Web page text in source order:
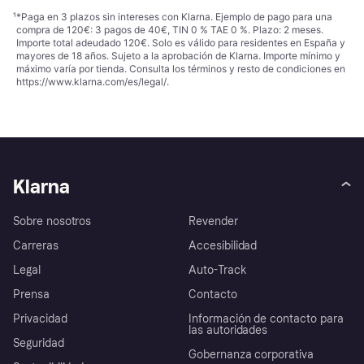
¹*Paga en 3 plazos sin intereses con Klarna. Ejemplo de pago para una
compra de 120€: 3 pagos de 40€, TIN 0 % TAE 0 %. Plazo: 2 meses.
Importe total adeudado 120€. Solo es válido para residentes en España y
mayores de 18 años. Sujeto a la aprobación de Klarna. Importe mínimo y
máximo varía por tienda. Consulta los términos y resto de condiciones en
https://www.klarna.com/es/legal/.
Klarna
Sobre nosotros
Carreras
Legal
Prensa
Privacidad
Seguridad
Revender
Accesibilidad
Auto-Track
Contacto
Información de contacto para
las autoridades
Gobernanza corporativa